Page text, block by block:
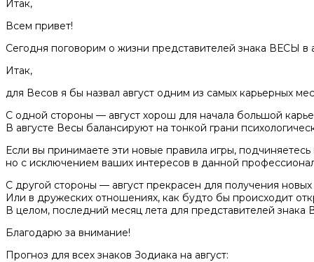
Итак,
Всем привет!
Сегодня поговорим о жизни представителей знака ВЕСЫ в
Итак,
для Весов я бы назвал август одним из самых карьерных
С одной стороны — август хорош для начала большой
В августе Весы балансируют на тонкой грани
Если вы принимаете эти новые правила игры,
но с исключением ваших интересов в данной
С другой стороны — август прекрасен для получения
Или в дружеских отношениях, как будто бы происходит
В целом, последний месяц лета для представителей
Благодарю за внимание!
Прогноз для всех знаков Зодиака на август: